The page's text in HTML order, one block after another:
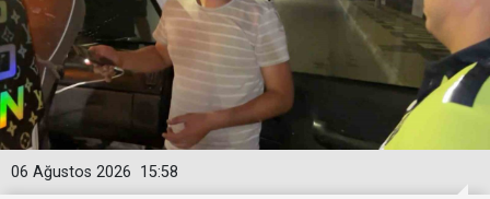
15:58
06 Ağustos 2026